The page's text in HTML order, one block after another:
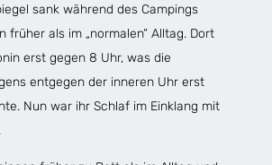
sank während des Campings
früher als im „normalen“ Alltag. Dort
erst gegen 8 Uhr, was die
entgegen der inneren Uhr erst
Nun war ihr Schlaf im Einklang mit